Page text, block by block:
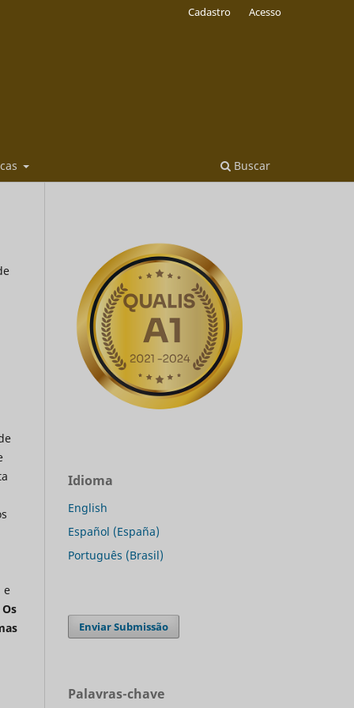
Buscar
Cadastro Acesso
e
Os
Idioma
English
Español (España)
Português (Brasil)
Enviar Submissão
Palavras-chave